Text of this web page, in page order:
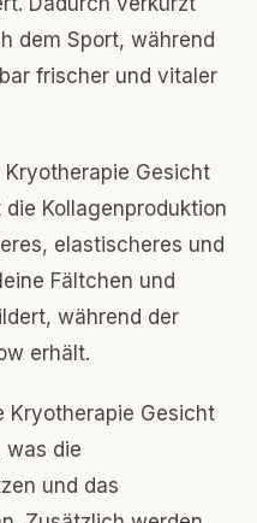
dem Sport, während
frischer und vitaler
Gesicht
Kollagenproduktion
elastischeres und
Fältchen und
während der
erhält.
Kryotherapie Gesicht
was die
und das